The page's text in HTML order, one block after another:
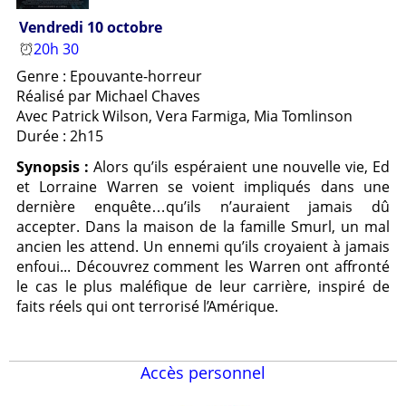
Vendredi 10 octobre
20h 30
Genre : Epouvante-horreur
Réalisé par Michael Chaves
Avec Patrick Wilson, Vera Farmiga, Mia Tomlinson
Durée : 2h15
Synopsis : Alors qu’ils espéraient une nouvelle vie, Ed
et Lorraine Warren se voient impliqués dans une
dernière enquête…qu’ils n’auraient jamais dû
accepter. Dans la maison de la famille Smurl, un mal
ancien les attend. Un ennemi qu’ils croyaient à jamais
enfoui... Découvrez comment les Warren ont affronté
le cas le plus maléfique de leur carrière, inspiré de
faits réels qui ont terrorisé l’Amérique.
Accès personnel